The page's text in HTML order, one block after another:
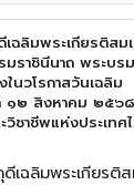
ฉลิมพระเกียรติสม
มราชินีนาถ พระบร
นวโรกาสวันเฉลิม
๑๒ สิงหาคม ๒๕๖
วิชาชีพแห่งประเท
เฉลิมพระเกียรติ